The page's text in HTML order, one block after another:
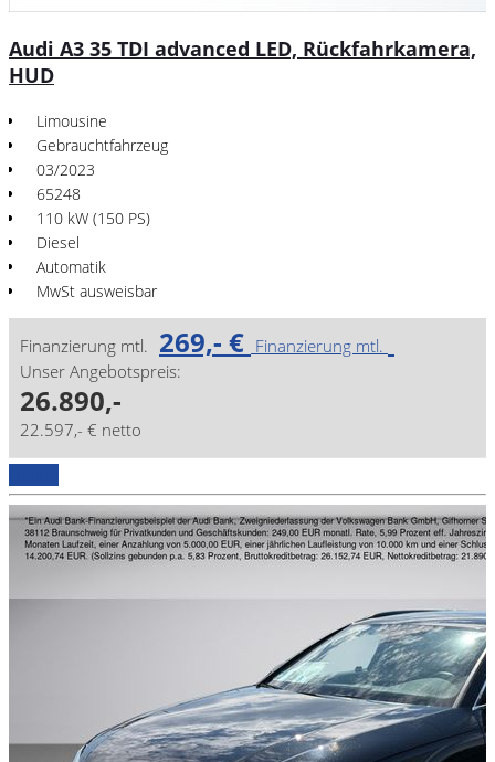
Audi A3 35 TDI advanced LED, Rückfahrkamera,
HUD
Limousine
Gebrauchtfahrzeug
03/2023
65248
110 kW (150 PS)
Diesel
Automatik
MwSt ausweisbar
Finanzierung mtl. 269,- € Finanzierung mtl.
Unser Angebotspreis:
26.890,-
22.597,- € netto